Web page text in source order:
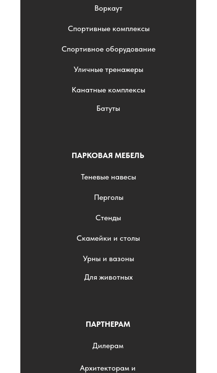
ПАРТНЕРАМ
Архитекторам и
Дилерам
Воркаут
Спортивные комплексы
Спортивное оборудование
Уличные тренажеры
Канатные комплексы
Батуты
ПАРКОВАЯ МЕБЕЛЬ
Теневые навесы
Перголы
Стенды
Скамейки и столы
Урны и вазоны
Для животных